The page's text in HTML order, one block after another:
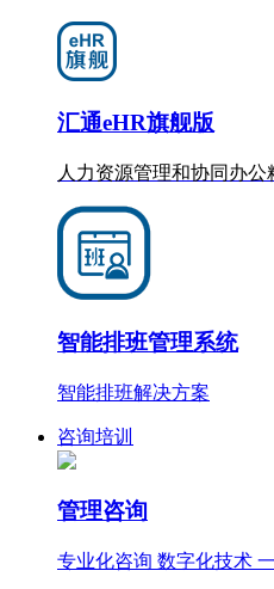
汇通eHR旗舰版
人力资源管理和协同办公
智能排班管理系统
智能排班解决方案
咨询培训
管理咨询
专业化咨询 数字化技术